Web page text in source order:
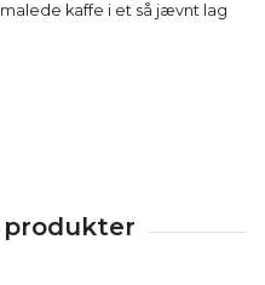
kaffe i et så jævnt lag